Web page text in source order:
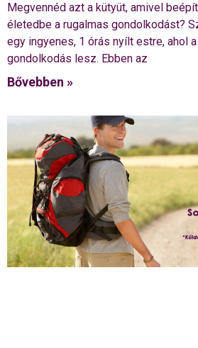
Megvennéd azt a kütyüt, amivel
életedbe a rugalmas gondolkodást?
egy ingyenes, 1 órás nyílt estre, ahol
gondolkodás lesz. Ebben az
Bővebben »